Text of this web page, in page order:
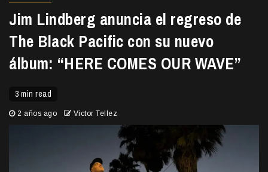
Jim Lindberg anuncia el regreso de
The Black Pacific con su nuevo
álbum: “HERE COMES OUR WAVE”
3 min read
2 años ago Victor Tellez